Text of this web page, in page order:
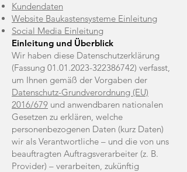
Kundendaten
Website Baukastensysteme Einleitung
Social Media Einleitung
Einleitung und Überblick
Wir haben diese Datenschutzerklärung
(Fassung 01.01.2023-322386742) verfasst,
um Ihnen gemäß der Vorgaben der
Datenschutz-Grundverordnung (EU)
2016/679 und anwendbaren nationalen
Gesetzen zu erklären, welche
personenbezogenen Daten (kurz Daten)
wir als Verantwortliche – und die von uns
beauftragten Auftragsverarbeiter (z. B.
Provider) – verarbeiten, zukünftig